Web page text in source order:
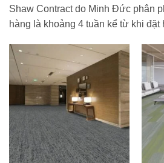
Shaw Contract do Minh Đức phân
hàng là khoảng 4 tuần kể từ khi đặt